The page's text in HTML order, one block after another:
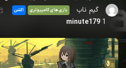
گیم ناب
بازی های کامپیوتری اکشن
1
minute179